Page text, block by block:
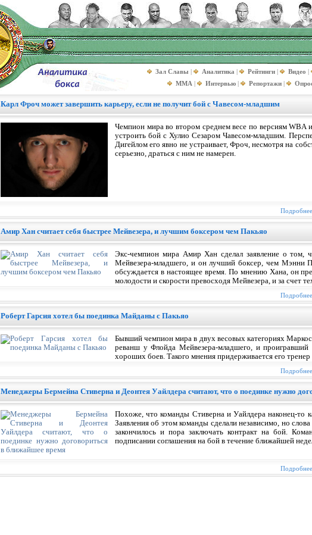
Зал Славы | Аналитика | Рейтинги | Видео |
MMA | Интервью | Репортажи |
Карл Фроч может завершить карьеру, если не получит бой с Чавесом-младшим
Чемпион мира во втором среднем весе по версиям WBA
устроить бой с Хулио Сезаром Чавесом-младшим.
Дигейлом его явно не устраивает, Фроч, несмотря на
серьезно, драться с ним не намерен.
Амир Хан считает себя быстрее Мейвезера, и лучшим боксером чем Пакьяо
Экс-чемпион мира Амир Хан сделал заявление о
Мейвезера-младшего, и он лучший боксер, чем Мэнни
обсуждается в настоящее время. По мнению Хана, он
молодости и скорости превосходя Мейвезера, и за счет
Роберт Гарсия хотел бы поединка Майданы с Пакьяо
Бывший чемпион мира в двух весовых категориях
реванш у Флойда Мейвезера-младшего, и
хороших боев. Такого мнения придерживается его
Менеджеры Бермейна Стиверна и Деонтея Уайлдера считают, что о поединке нужно
Похоже, что команды Стиверна и Уайлдера наконец-то
Заявления об этом команды сделали независимо, но
закончилось и пора заключать контракт на бой.
подписании соглашения на бой в течение ближайшей